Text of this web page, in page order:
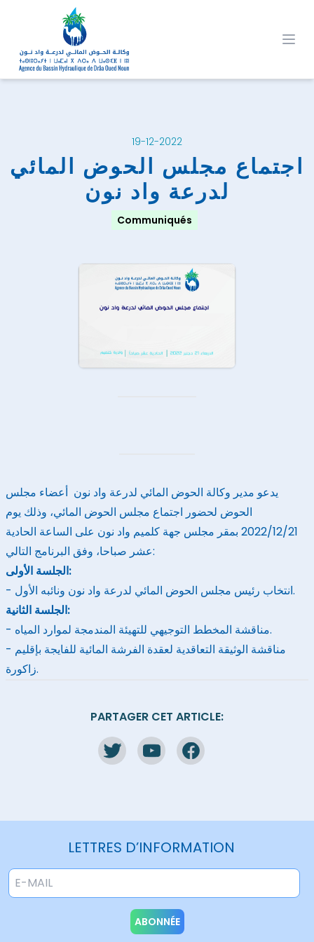
19-12-2022
اجتماع مجلس الحوض المائي
لدرعة واد نون
Communiqués
يدعو مدير وكالة الحوض المائي لدرعة واد نون أعضاء مجلس
الحوض لحضور اجتماع مجلس الحوض المائي، وذلك يوم
2022/12/21 بمقر مجلس جهة كلميم واد نون على الساعة الحادية
عشر صباحا، وفق البرنامج التالي:
الجلسة الأولى:
- انتخاب رئيس مجلس الحوض المائي لدرعة واد نون ونائبه الأول.
الجلسة الثانية:
- مناقشة المخطط التوجيهي للتهيئة المندمجة لموارد المياه.
- مناقشة الوثيقة التعاقدية لعقدة الفرشة المائية للفايجة بإقليم
زاكورة.
PARTAGER CET ARTICLE:
LETTRES D’INFORMATION
ABONNÉE